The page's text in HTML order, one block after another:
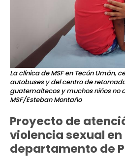
La clínica de MSF en Tecún Umán,
autobuses y del centro de
guatemaltecos y muchos niños no
MSF/Esteban Montaño
Proyecto de
violencia sexual en
departamento de